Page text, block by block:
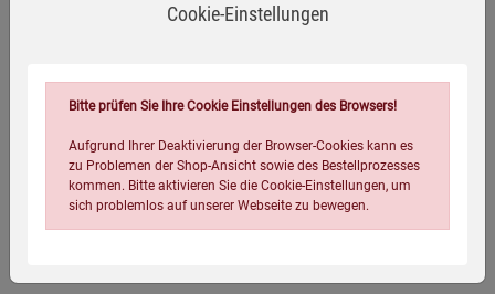
Den Teleskopschlagstock niemals in Richtung eines
Bei Verwendung des Teleskopschlagstockes muss davon
ausgegangen werden, dass es zu schweren Verletzungen
des Gegenübers kommen kann.
Trotz der einfachen Funktionsweise ist ein sicherer
Umgang nötig, der nur durch entsprechendes Training
erreicht werden kann.
Cookie-Einstellungen
Bitte prüfen Sie Ihre Cookie Einstellungen des Browsers!
Aufgrund Ihrer Deaktivierung der Browser-Cookies kann es
zu Problemen der Shop-Ansicht sowie des Bestellprozesses
kommen. Bitte aktivieren Sie die Cookie-Einstellungen, um
sich problemlos auf unserer Webseite zu bewegen.